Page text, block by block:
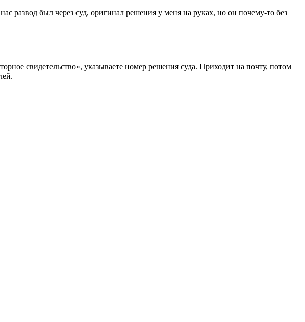
развод был через суд, оригинал решения у меня на руках, но он почему-то без
свидетельство», указываете номер решения суда. Приходит на почту, потом